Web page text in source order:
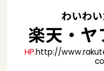
わいわ
楽天・ヤ
HP.http://